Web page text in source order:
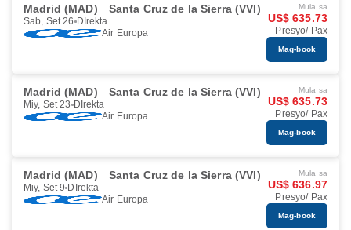
Madrid (MAD) Santa Cruz de la Sierra (VVI)
Sab, Set 26 DIrekta
Air Europa
Mula sa
US$ 635.73
Presyo/ Pax
Mag-book
Madrid (MAD) Santa Cruz de la Sierra (VVI)
Miy, Set 23 DIrekta
Air Europa
Mula sa
US$ 635.73
Presyo/ Pax
Mag-book
Madrid (MAD) Santa Cruz de la Sierra (VVI)
Miy, Set 9 DIrekta
Air Europa
Mula sa
US$ 636.97
Presyo/ Pax
Mag-book